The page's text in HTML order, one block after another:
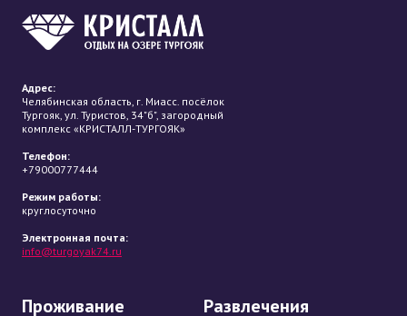
Адрес:
Челябинская область, г. Миасс. посёлок
Тургояк, ул. Туристов, 34"б", загородный
комплекс «КРИСТАЛЛ-ТУРГОЯК»
Телефон:
+79000777444
Режим работы:
круглосуточно
Электронная почта:
info@turgoyak74.ru
Проживание Развлечения